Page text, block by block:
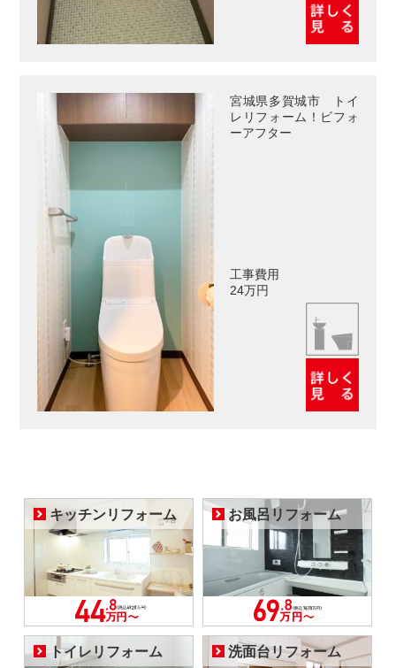
宮城県多賀城市 トイ
レリフォーム！ビフォ
ーアフター
工事費用
24万円
キッチンリフォーム お風呂リフォーム
トイレリフォーム 洗面台リフォーム